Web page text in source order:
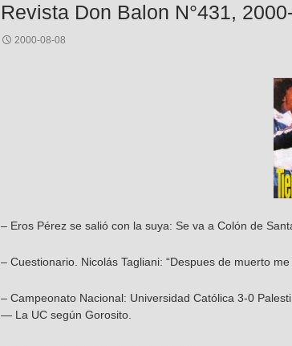
Revista Don Balon N°431,
2000-08-08
– Eros Pérez se salió con la suya: Se va a Colón de
– Cuestionario. Nicolás Tagliani: “Despues de muerto
– Campeonato Nacional: Universidad Católica 3-0
— La UC según Gorosito.